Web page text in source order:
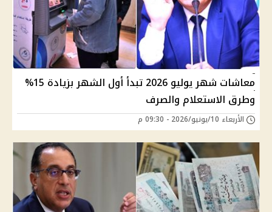
معاشات شهر يوليو 2026 تبدأ أول الشهر بزيادة 15%
وطرق الاستعلام والصرف
الأربعاء 10/يونيو/2026 - 09:30 م